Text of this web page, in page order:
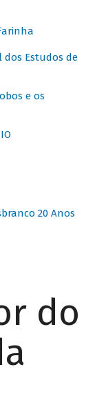
dos Estudos de
e os
20 Anos
do